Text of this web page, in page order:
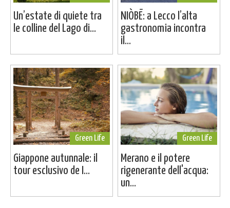
Un’estate di quiete tra
le colline del Lago di...
NIÒBĒ: a Lecco l’alta
gastronomia incontra
il...
Green Life
Giappone autunnale: il
tour esclusivo de I...
Green Life
Merano e il potere
rigenerante dell'acqua:
un...